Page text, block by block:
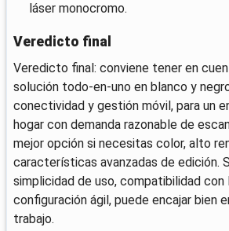
láser monocromo.
Veredicto final
Veredicto final: conviene tener en
solución todo-en-uno en blanco y
conectividad y gestión móvil, para un
hogar con demanda razonable de
mejor opción si necesitas color, alto
características avanzadas de edición.
simplicidad de uso, compatibilidad con
configuración ágil, puede encajar bien
trabajo.